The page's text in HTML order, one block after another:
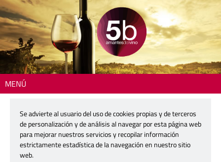
MENÚ
videojuegos
Cocina friki: las recetas de pelis,
series y videojuegos
Se advierte al usuario del uso de cookies propias y de terceros
de personalización y de análisis al navegar por esta página web
para mejorar nuestros servicios y recopilar información
estrictamente estadística de la navegación en nuestro sitio
web.